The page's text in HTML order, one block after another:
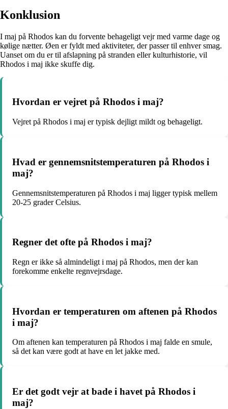
Konklusion
I maj på Rhodos kan du forvente behageligt vejr med varme dage og
kølige nætter. Øen er fyldt med aktiviteter, der passer til enhver smag.
Uanset om du er til afslapning på stranden eller kulturhistorie, vil
Rhodos i maj ikke skuffe dig.
Hvordan er vejret på Rhodos i maj?
Vejret på Rhodos i maj er typisk dejligt mildt og behageligt.
Hvad er gennemsnitstemperaturen på Rhodos i
maj?
Gennemsnitstemperaturen på Rhodos i maj ligger typisk mellem
20-25 grader Celsius.
Regner det ofte på Rhodos i maj?
Regn er ikke så almindeligt i maj på Rhodos, men der kan
forekomme enkelte regnvejrsdage.
Hvordan er temperaturen om aftenen på Rhodos
i maj?
Om aftenen kan temperaturen på Rhodos i maj falde en smule,
så det kan være godt at have en let jakke med.
Er det godt vejr at bade i havet på Rhodos i
maj?